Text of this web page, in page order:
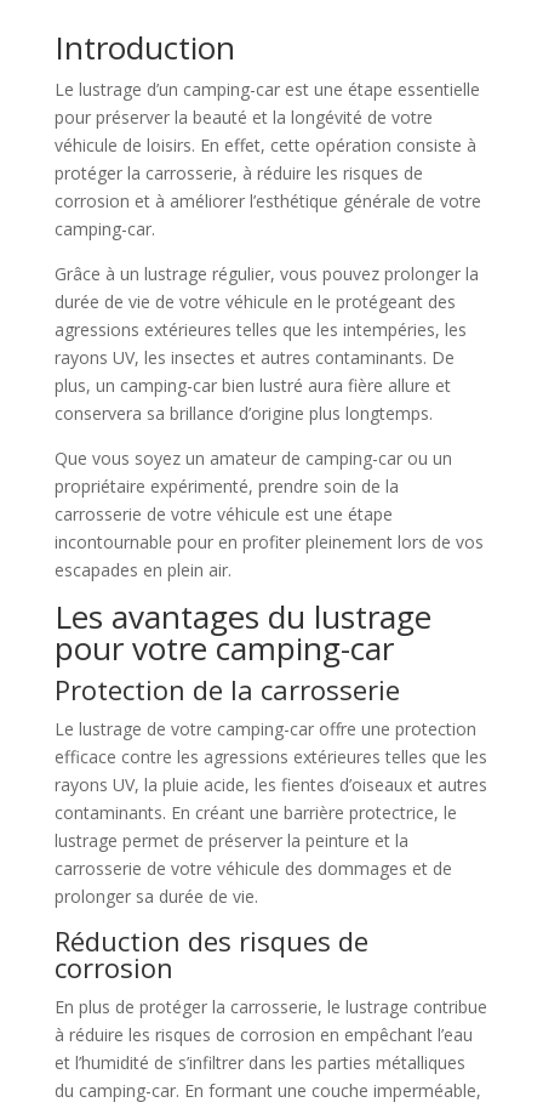
Introduction
Le lustrage d’un camping-car est une étape essentielle
pour préserver la beauté et la longévité de votre
véhicule de loisirs. En effet, cette opération consiste à
protéger la carrosserie, à réduire les risques de
corrosion et à améliorer l’esthétique générale de votre
camping-car.
Grâce à un lustrage régulier, vous pouvez prolonger la
durée de vie de votre véhicule en le protégeant des
agressions extérieures telles que les intempéries, les
rayons UV, les insectes et autres contaminants. De
plus, un camping-car bien lustré aura fière allure et
conservera sa brillance d’origine plus longtemps.
Que vous soyez un amateur de camping-car ou un
propriétaire expérimenté, prendre soin de la
carrosserie de votre véhicule est une étape
incontournable pour en profiter pleinement lors de vos
escapades en plein air.
Les avantages du lustrage
pour votre camping-car
Protection de la carrosserie
Le lustrage de votre camping-car offre une protection
efficace contre les agressions extérieures telles que les
rayons UV, la pluie acide, les fientes d’oiseaux et autres
contaminants. En créant une barrière protectrice, le
lustrage permet de préserver la peinture et la
carrosserie de votre véhicule des dommages et de
prolonger sa durée de vie.
Réduction des risques de
corrosion
En plus de protéger la carrosserie, le lustrage contribue
à réduire les risques de corrosion en empêchant l’eau
et l’humidité de s’infiltrer dans les parties métalliques
du camping-car. En formant une couche imperméable,